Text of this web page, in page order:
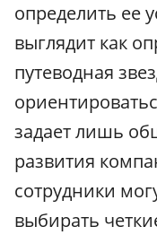
определить ее
выглядит как
путеводная
задает лишь
развития
сотрудники
выбирать